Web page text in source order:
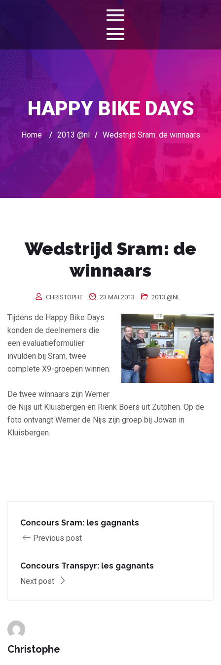
HAPPY BIKE DAYS
Home / 2013 @nl / Wedstrijd Sram: de winnaars
Wedstrijd Sram: de
winnaars
CHRISTOPHE 23 MAI 2013 2013 @NL
Tijdens de Happy Bike Days
konden de deelnemers die
een evaluatieformulier
invulden bij Sram, twee
complete X9-groepen winnen.
De twee winnaars zijn Werner
de Nijs uit Kluisbergen en Rienk Boers uit Zutphen. Op de
foto ontvangt Werner de Nijs zijn groep bij Jowan in
Kluisbergen.
Concours Sram: les gagnants
Previous post
Concours Transpyr: les gagnants
Next post
Christophe